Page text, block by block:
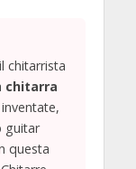
chitarrista
chitarra
guitar
questa